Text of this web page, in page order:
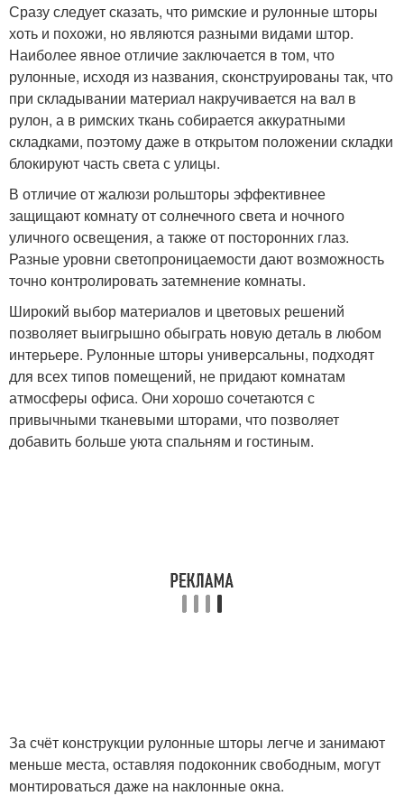
Сразу следует сказать, что римские и рулонные шторы
хоть и похожи, но являются разными видами штор.
Наиболее явное отличие заключается в том, что
рулонные, исходя из названия, сконструированы так, что
при складывании материал накручивается на вал в
рулон, а в римских ткань собирается аккуратными
складками, поэтому даже в открытом положении складки
блокируют часть света с улицы.
В отличие от жалюзи рольшторы эффективнее
защищают комнату от солнечного света и ночного
уличного освещения, а также от посторонних глаз.
Разные уровни светопроницаемости дают возможность
точно контролировать затемнение комнаты.
Широкий выбор материалов и цветовых решений
позволяет выигрышно обыграть новую деталь в любом
интерьере. Рулонные шторы универсальны, подходят
для всех типов помещений, не придают комнатам
атмосферы офиса. Они хорошо сочетаются с
привычными тканевыми шторами, что позволяет
добавить больше уюта спальням и гостиным.
За счёт конструкции рулонные шторы легче и занимают
меньше места, оставляя подоконник свободным, могут
монтироваться даже на наклонные окна.